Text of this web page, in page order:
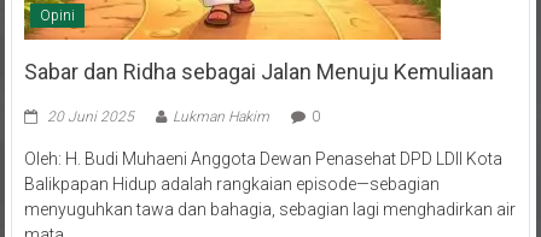
Opini
Sabar dan Ridha sebagai Jalan Menuju Kemuliaan
20 Juni 2025 Lukman Hakim 0
Oleh: H. Budi Muhaeni Anggota Dewan Penasehat DPD LDII Kota
Balikpapan Hidup adalah rangkaian episode—sebagian
menyuguhkan tawa dan bahagia, sebagian lagi menghadirkan air